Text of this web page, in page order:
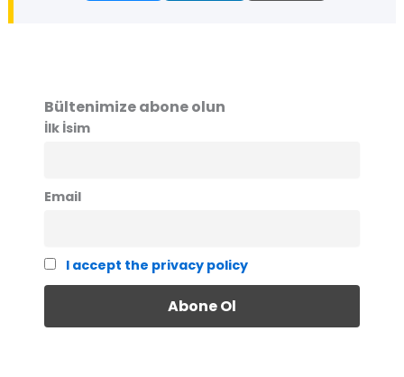
Bültenimize abone olun
İlk İsim
Email
I accept the privacy policy